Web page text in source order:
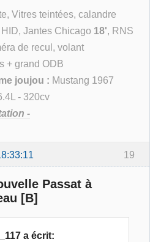
Vitres teintées, calandre
Jantes Chicago 18', RNS
de recul, volant
+ grand ODB
joujou : Mustang 1967
- 320cv
-
19
Passat à
[B]
a écrit: